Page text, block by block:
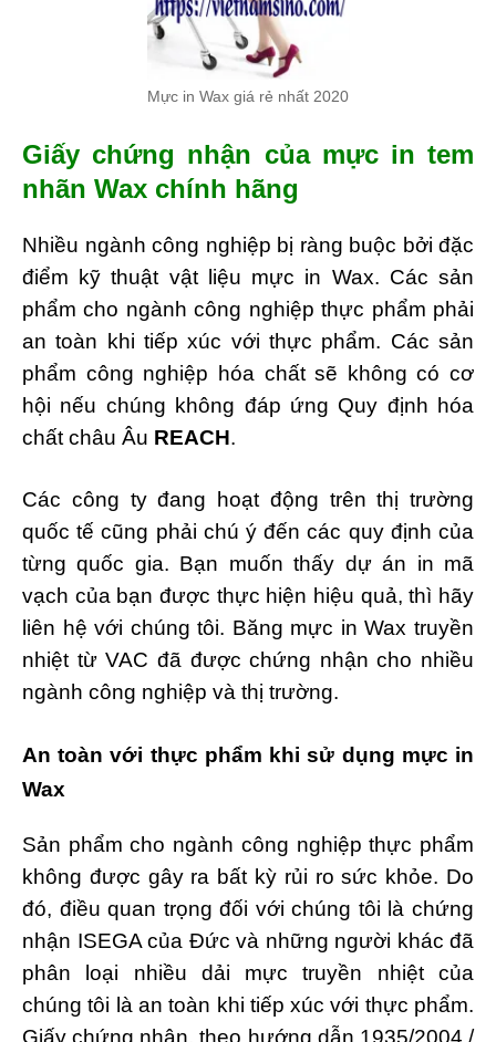
Mực in Wax giá rẻ nhất 2020
Giấy chứng nhận của mực in tem
nhãn Wax chính hãng
Nhiều ngành công nghiệp bị ràng buộc bởi đặc
điểm kỹ thuật vật liệu mực in Wax. Các sản
phẩm cho ngành công nghiệp thực phẩm phải
an toàn khi tiếp xúc với thực phẩm. Các sản
phẩm công nghiệp hóa chất sẽ không có cơ
hội nếu chúng không đáp ứng Quy định hóa
chất châu Âu REACH.
Các công ty đang hoạt động trên thị trường
quốc tế cũng phải chú ý đến các quy định của
từng quốc gia. Bạn muốn thấy dự án in mã
vạch của bạn được thực hiện hiệu quả, thì hãy
liên hệ với chúng tôi. Băng mực in Wax truyền
nhiệt từ VAC đã được chứng nhận cho nhiều
ngành công nghiệp và thị trường.
An toàn với thực phẩm khi sử dụng mực in
Wax
Sản phẩm cho ngành công nghiệp thực phẩm
không được gây ra bất kỳ rủi ro sức khỏe. Do
đó, điều quan trọng đối với chúng tôi là chứng
nhận ISEGA của Đức và những người khác đã
phân loại nhiều dải mực truyền nhiệt của
chúng tôi là an toàn khi tiếp xúc với thực phẩm.
Giấy chứng nhận, theo hướng dẫn 1935/2004 /